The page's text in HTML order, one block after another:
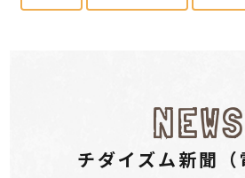
NEWS
チダイズム新聞（